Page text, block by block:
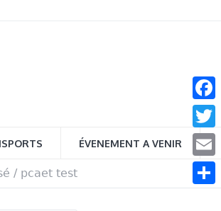
ÉVENEMENT A VENIR
/ pcaet test
Email